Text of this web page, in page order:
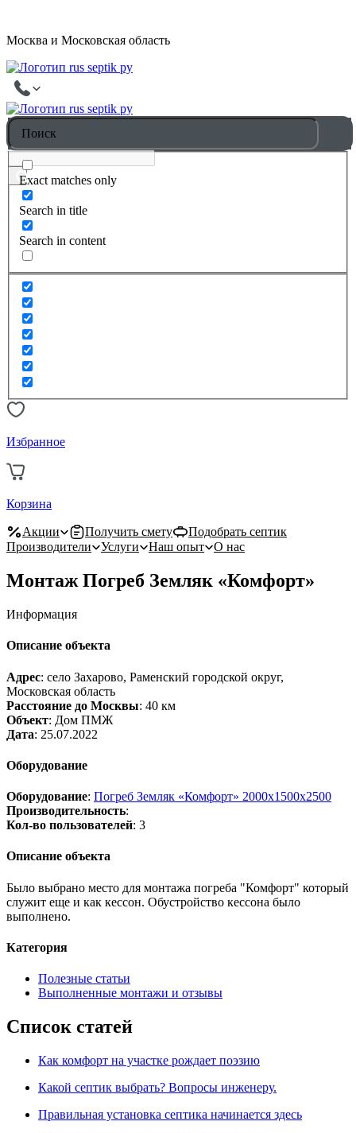
Москва и Московская область
Exact matches only
Search in title
Search in content
Избранное
Корзина
Акции Получить смету
Подобрать септик
Производители
Услуги Наш опыт О нас
Монтаж Погреб Земляк «Комфорт»
Информация
Описание объекта
Адрес: село Захарово, Раменский городской округ,
Московская область
Расстояние до Москвы: 40 км
Объект: Дом ПМЖ
Дата: 25.07.2022
Оборудование
Оборудование: Погреб Земляк «Комфорт» 2000x1500x2500
Производительность:
Кол-во пользователей: 3
Описание объекта
Было выбрано место для монтажа погреба "Комфорт" который
служит еще и как кессон. Обустройство кессона было
выполнено.
Категория
Полезные статьи
Выполненные монтажи и отзывы
Список статей
Как комфорт на участке рождает поэзию
Какой септик выбрать? Вопросы инженеру.
Правильная установка септика начинается здесь